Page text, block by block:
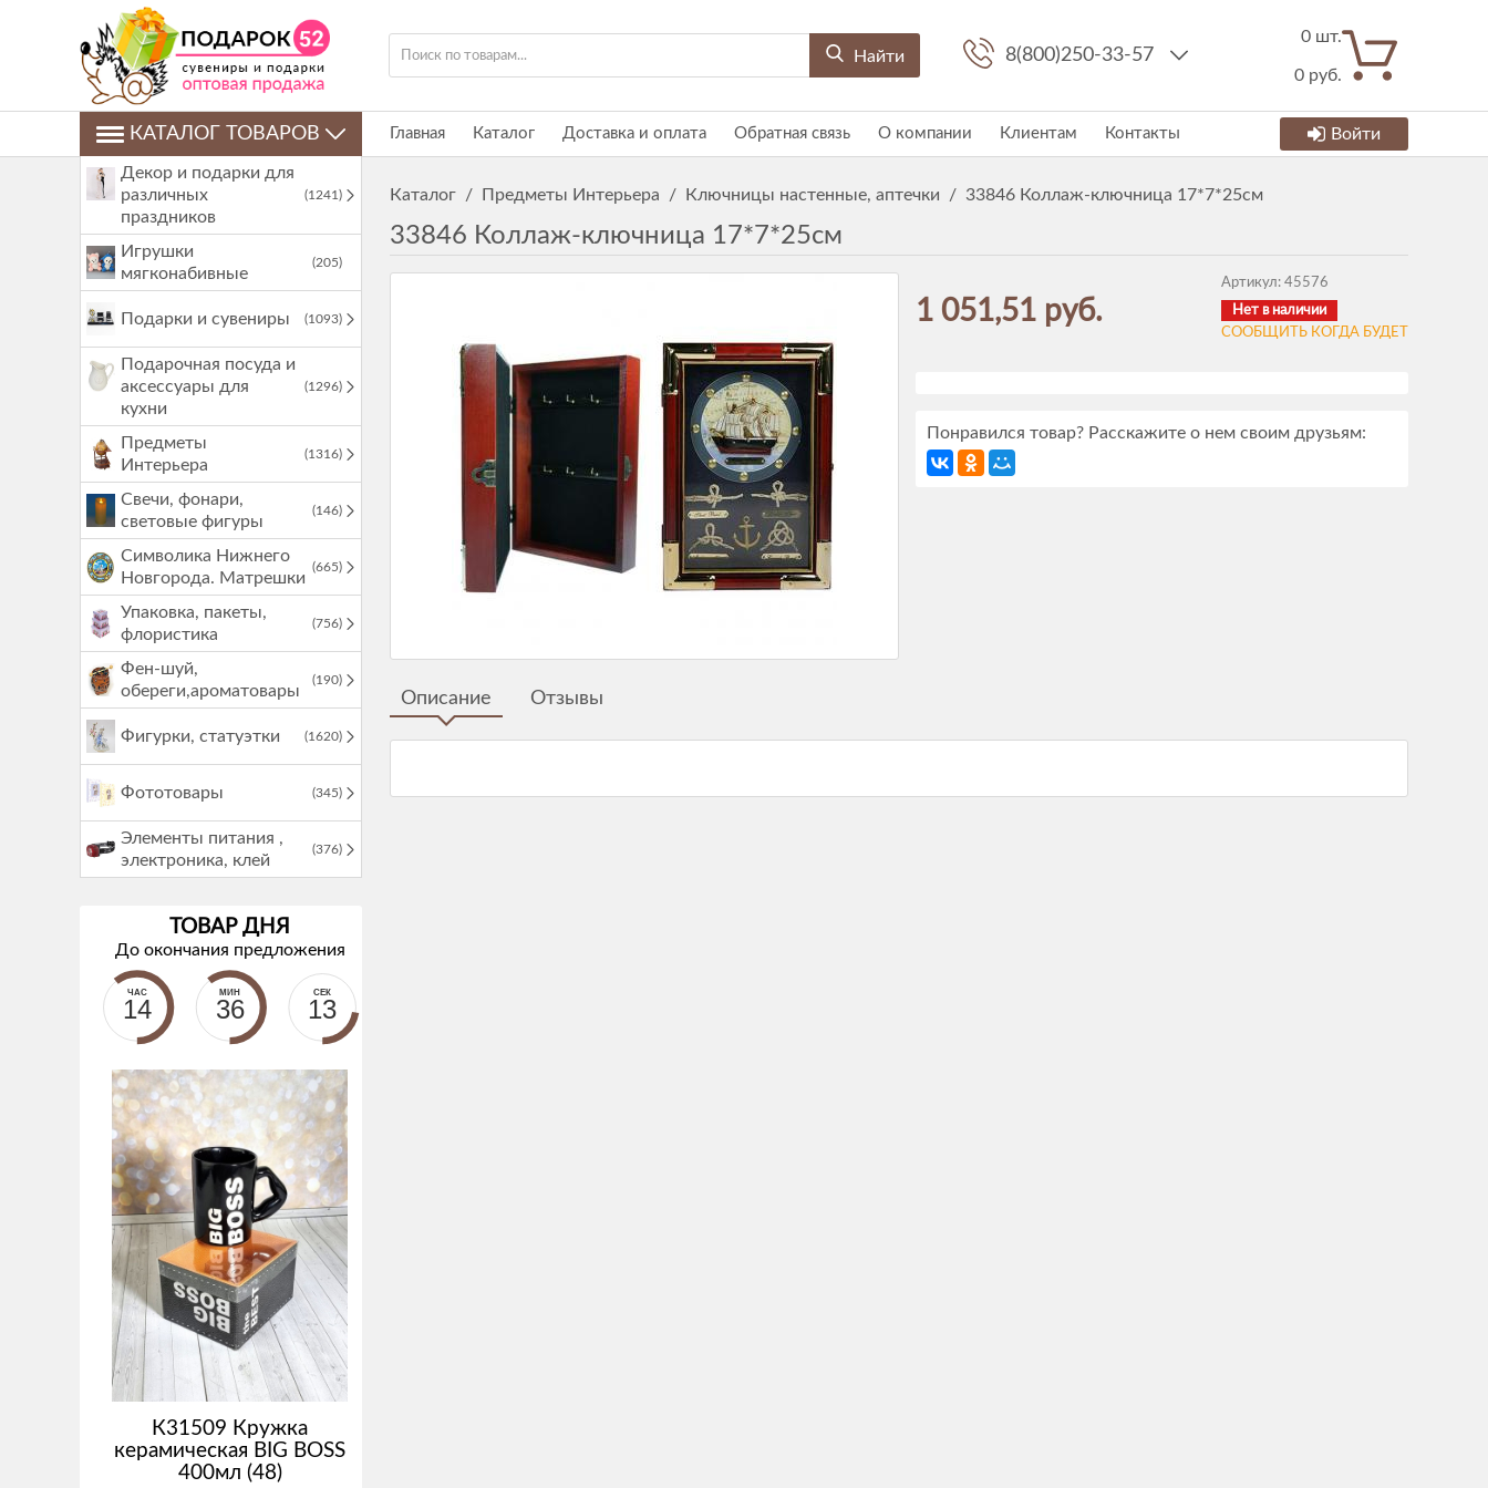
Найти 8(800)250-33-57
0 шт.
0 руб.
КАТАЛОГ ТОВАРОВ
Декор и подарки для
различных
праздников
(1241)
Игрушки
мягконабивные
(205)
Подарки и сувениры (1093)
Подарочная посуда и
аксессуары для
кухни
(1296)
Предметы
Интерьера
(1316)
Свечи, фонари,
световые фигуры
(146)
Символика Нижнего
Новгорода. Матрешки
(665)
Упаковка, пакеты,
флористика
(756)
Фен-шуй,
обереги,ароматовары
(190)
Фигурки, статуэтки (1620)
Фототовары (345)
Элементы питания ,
электроника, клей
(376)
ТОВАР ДНЯ
До окончания предложения
ЧАС
14
МИН
36
СЕК
13
К31509 Кружка
керамическая BIG BOSS
400мл (48)
Главная Каталог Доставка и оплата Обратная связь О компании Клиентам Контакты Войти
Каталог / Предметы Интерьера / Ключницы настенные, аптечки / 33846 Коллаж-ключница 17*7*25см
33846 Коллаж-ключница 17*7*25см
1 051,51 руб.
Артикул: 45576
Нет в наличии
СООБЩИТЬ КОГДА БУДЕТ
Понравился товар? Расскажите о нем своим друзьям:
Описание Отзывы